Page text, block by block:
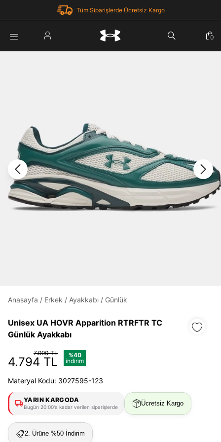
Tüm Siparişlerde Ücretsiz Kargo
Şifremi Unuttum
Giriş Yap
Under Armour'da yeni misiniz?
Üye Olmadan Devam Et
0
Anasayfa / Erkek / Ayakkabı / Günlük
Unisex UA HOVR Apparition RTRFTR TC
Günlük Ayakkabı
7.990 TL
4.794 TL
%40
indirim
Materyal Kodu: 3027595-123
YARIN KARGODA
Bugün 20:00'a kadar verilen siparişlerde Ücretsiz Kargo
2. Ürüne %50 İndirim
Parola Yenileme
Giriş Sayfasına Dön
Zaten hesabın var mı? Giriş yap
Kolay iade ve değişim.
Giriş Yap Kayıt Ol
E-posta
göster
Beni Hatırla